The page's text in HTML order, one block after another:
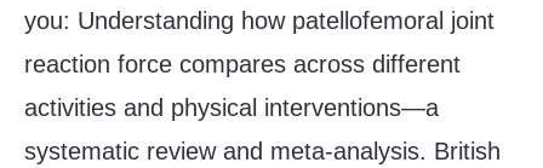
you: Understanding how patellofemoral joint
reaction force compares across different
activities and physical interventions—a
systematic review and meta-analysis. British